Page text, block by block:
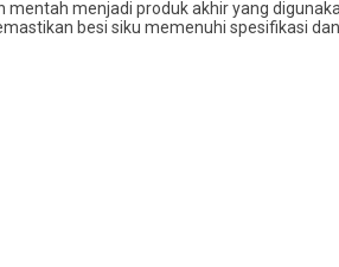
menjadi produk akhir yang
besi siku memenuhi spesifikasi